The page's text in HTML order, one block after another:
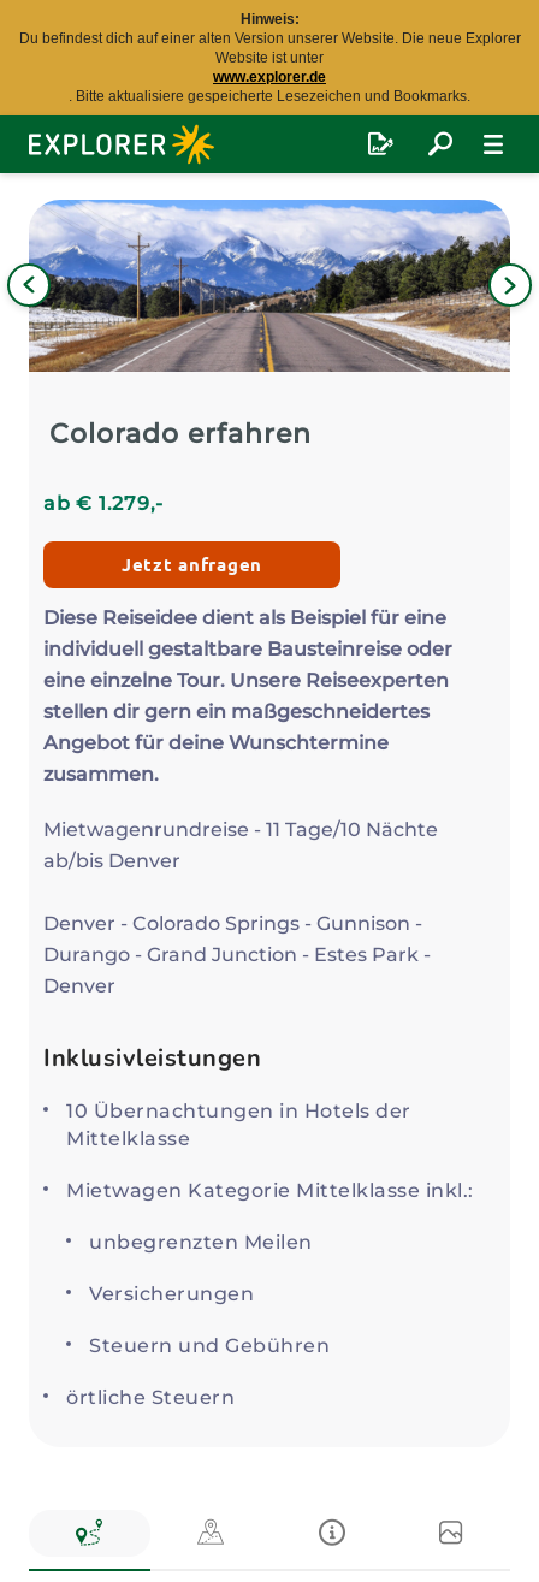
Hinweis:
Du befindest dich auf einer alten Version unserer Website. Die neue Explorer
Website ist unter
www.explorer.de
. Bitte aktualisiere gespeicherte Lesezeichen und Bookmarks.
Explorer
Fernreisen
Colorado erfahren
ab€ 1.279,-
Jetzt anfragen
Diese Reiseidee dient als Beispiel für eine
individuell gestaltbare Bausteinreise oder
eine einzelne Tour. Unsere Reiseexperten
stellen dir gern ein maßgeschneidertes
Angebot für deine Wunschtermine
zusammen.
Mietwagenrundreise - 11 Tage/10 Nächte
ab/bis Denver
Denver - Colorado Springs - Gunnison -
Durango - Grand Junction - Estes Park -
Denver
Inklusivleistungen
10 Übernachtungen in Hotels der
Mittelklasse
Mietwagen Kategorie Mittelklasse inkl.:
unbegrenzten Meilen
Versicherungen
Steuern und Gebühren
örtliche Steuern